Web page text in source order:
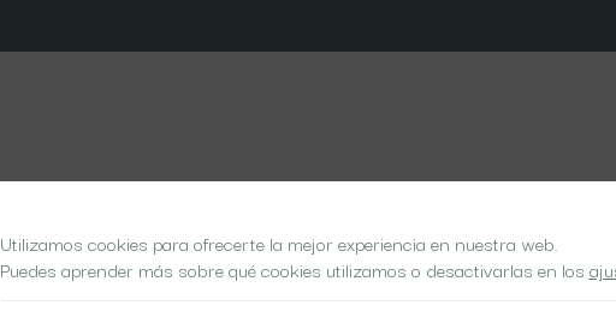
Utilizamos cookies para ofrecerte la mejor experiencia en nuestra web.
Puedes aprender más sobre qué cookies utilizamos o desactivarlas en los